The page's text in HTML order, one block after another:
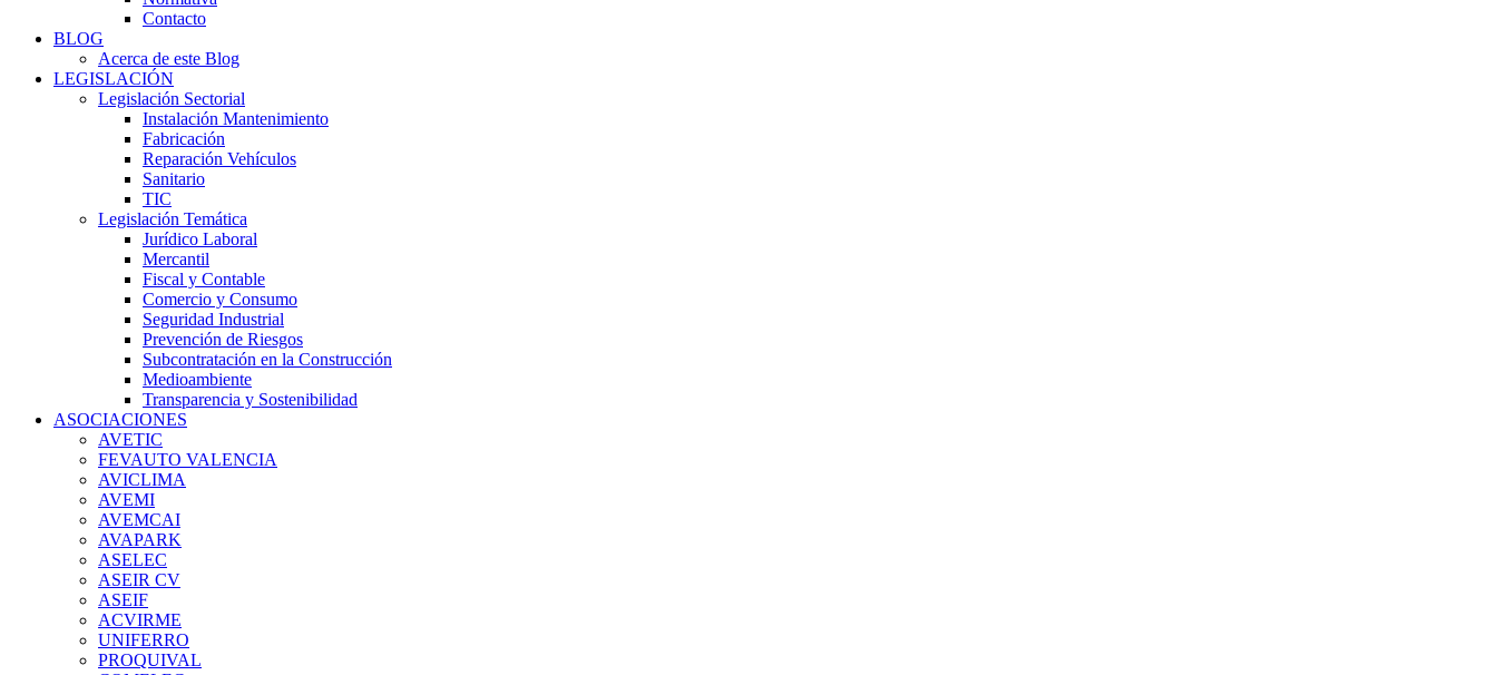
Contacto
BLOG
Acerca de este Blog
LEGISLACIÓN
Legislación Sectorial
Instalación Mantenimiento
Fabricación
Reparación Vehículos
Sanitario
TIC
Legislación Temática
Jurídico Laboral
Mercantil
Fiscal y Contable
Comercio y Consumo
Seguridad Industrial
Prevención de Riesgos
Subcontratación en la Construcción
Medioambiente
Transparencia y Sostenibilidad
ASOCIACIONES
AVETIC
FEVAUTO VALENCIA
AVICLIMA
AVEMI
AVEMCAI
AVAPARK
ASELEC
ASEIR CV
ASEIF
ACVIRME
UNIFERRO
PROQUIVAL